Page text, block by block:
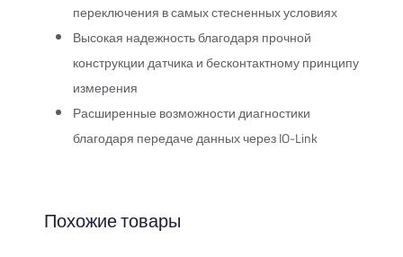
переключения в самых стесненных условиях
Высокая надежность благодаря прочной
конструкции датчика и бесконтактному принципу
измерения
Расширенные возможности диагностики
благодаря передаче данных через IO-Link
Похожие товары